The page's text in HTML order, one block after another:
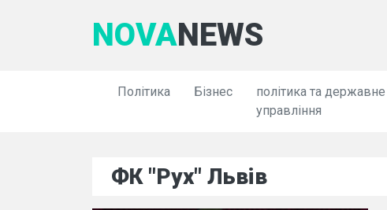
NOVANEWS
Політика Бізнес
політика та державне
управління
ФК "Рух" Львів